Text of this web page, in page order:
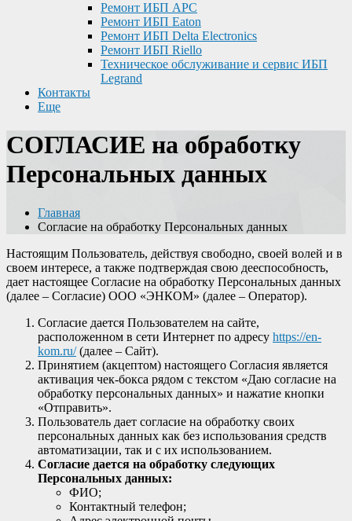
Ремонт ИБП APC
Ремонт ИБП Eaton
Ремонт ИБП Delta Electronics
Ремонт ИБП Riello
Техническое обслуживание и сервис ИБП
Legrand
Контакты
Еще
СОГЛАСИЕ на обработку
Персональных данных
Главная
Согласие на обработку Персональных данных
Настоящим Пользователь, действуя свободно, своей волей и в
своем интересе, а также подтверждая свою дееспособность,
дает настоящее Согласие на обработку Персональных данных
(далее – Согласие) ООО «ЭНКОМ» (далее – Оператор).
Согласие дается Пользователем на сайте,
расположенном в сети Интернет по адресу https://en-
kom.ru/(далее – Сайт).
Принятием (акцептом) настоящего Согласия является
активация чек-бокса рядом с текстом «Даю согласие на
обработку персональных данных» и нажатие кнопки
«Отправить».
Пользователь дает согласие на обработку своих
персональных данных как без использования средств
автоматизации, так и с их использованием.
Согласие дается на обработку следующих
Персональных данных:
ФИО;
Контактный телефон;